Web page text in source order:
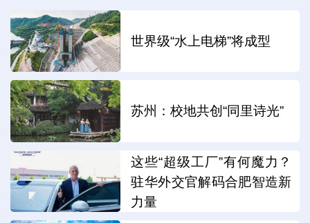
世界级“水上电梯”将成型
苏州：校地共创“同里诗光”
这些“超级工厂”有何魔力？
驻华外交官解码合肥智造新
力量